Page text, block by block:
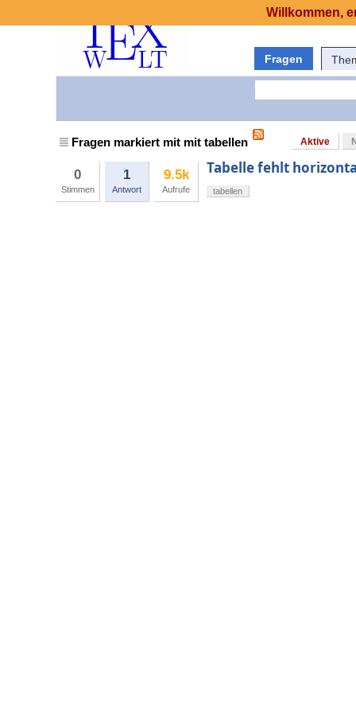
Fragen
Fragen markiert mit mit tabellen Aktive
0
Stimmen
1
Antwort
9.5k
Aufrufe
Tabelle fehlt
tabellen
Willkommen,